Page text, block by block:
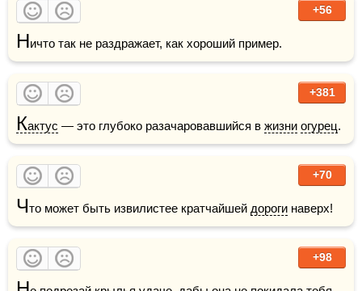
+56
Ничто так не раздражает, как хороший пример.
+381
Кактус — это глубоко разачаровавшийся в жизни огурец
+70
Что может быть извилистее кратчайшей дороги наверх!
+98